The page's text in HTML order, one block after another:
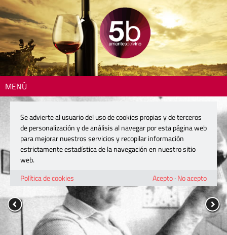
MENÚ
Se advierte al usuario del uso de cookies propias y de terceros
de personalización y de análisis al navegar por esta página web
para mejorar nuestros servicios y recopilar información
estrictamente estadística de la navegación en nuestro sitio
web.
Política de cookies
Acepto· No acepto